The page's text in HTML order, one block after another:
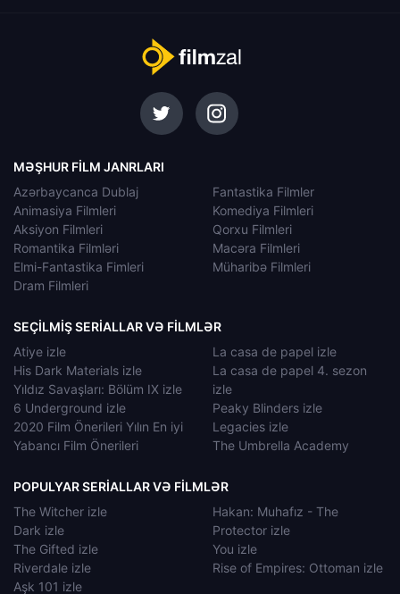
MƏŞHUR FILM JANRLARI
Azərbaycanca Dublaj
Animasiya Filmleri
Aksiyon Filmleri
Romantika Filmləri
Elmi-Fantastika Fimleri
Dram Filmleri
Fantastika Filmler
Komediya Filmleri
Qorxu Filmleri
Macəra Filmleri
Müharibə Filmleri
SEÇILMIŞ SERIALLAR VƏ FILMLƏR
Atiye izle
His Dark Materials izle
Yıldız Savaşları: Bölüm IX izle
6 Underground izle
2020 Film Önerileri Yılın En iyi
Yabancı Film Önerileri
La casa de papel izle
La casa de papel 4. sezon
izle
Peaky Blinders izle
Legacies izle
The Umbrella Academy
POPULYAR SERIALLAR VƏ FILMLƏR
The Witcher izle
Dark izle
The Gifted izle
Riverdale izle
Aşk 101 izle
Hakan: Muhafız - The
Protector izle
You izle
Rise of Empires: Ottoman izle